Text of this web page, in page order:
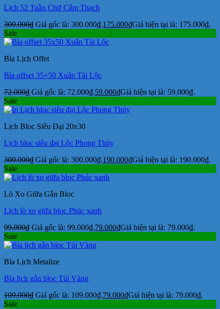
Lịch 52 Tuần Chữ Cẩm Thạch
300.000₫ Giá gốc là: 300.000₫.175.000₫Giá hiện tại là: 175.000₫.
Sale
Bìa Lịch Offet
Bìa offset 35×50 Xuân Tài Lộc
72.000₫ Giá gốc là: 72.000₫.59.000₫Giá hiện tại là: 59.000₫.
Sale
Lịch Bloc Siêu Đại 20x30
Lịch bloc siêu đại Lộc Phong Thủy
300.000₫ Giá gốc là: 300.000₫.190.000₫Giá hiện tại là: 190.000₫.
Sale
Lò Xo Giữa Gắn Bloc
Lịch lò xo giữa bloc Phúc xanh
99.000₫ Giá gốc là: 99.000₫.79.000₫Giá hiện tại là: 79.000₫.
Sale
Bìa Lịch Metalize
Bìa lịch gắn bloc Túi Vàng
109.000₫ Giá gốc là: 109.000₫.79.000₫Giá hiện tại là: 79.000₫.
Sale